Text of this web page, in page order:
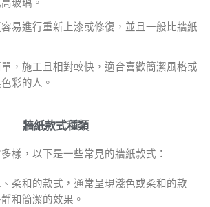
玻璃。
易進行重新上漆或修復，並且一般比牆紙
，施工且相對較快，適合喜歡簡潔風格或
彩的人。
牆紙款式種類
樣，以下是一些常見的牆紙款式：
柔和的款式，通常呈現淺色或柔和的款
和簡潔的效果。